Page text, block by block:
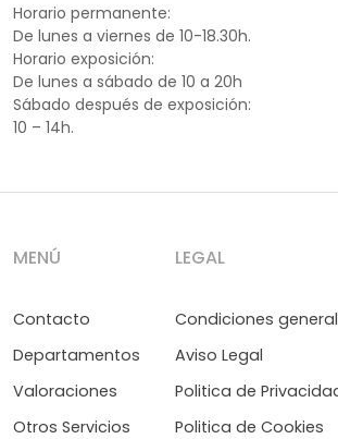
Horario permanente:
De lunes a viernes de 10-18.30h.
Horario exposición:
De lunes a sábado de 10 a 20h
Sábado después de exposición:
10 – 14h.
MENÚ
Contacto
Departamentos
Valoraciones
Otros Servicios
LEGAL
Condiciones
Aviso Legal
Politica de
Politica de Cookies